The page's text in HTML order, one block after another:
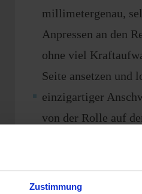
Zustimmung
millimetergenau,
Anpressen an den
ohne viel
Seite ansetzen und
einzigartiger
von der Rolle auf
ein Leichtgewicht